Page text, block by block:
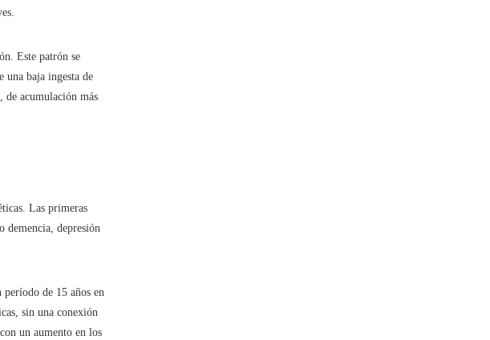
Este patrón se
una baja ingesta de
de acumulación más
Las primeras
demencia, depresión
período de 15 años en
sin una conexión
un aumento en los